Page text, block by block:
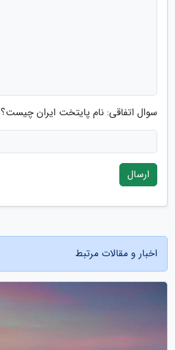
سوال اتفاقی: نام پایتخت ایران چیست؟
ارسال
اخبار و مقالات مرتبط